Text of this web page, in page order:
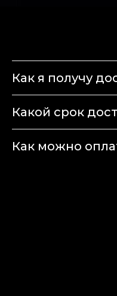
Как я получу
Какой срок
Как можно